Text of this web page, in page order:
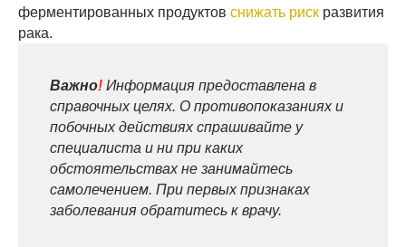
ферментированных продуктов снижать риск развития
рака.
Важно! Информация предоставлена в
справочных целях. О противопоказаниях и
побочных действиях спрашивайте у
специалиста и ни при каких
обстоятельствах не занимайтесь
самолечением. При первых признаках
заболевания обратитесь к врачу.